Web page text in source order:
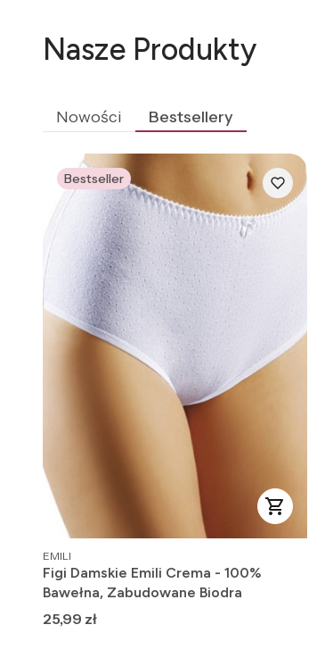
Nasze Produkty
Nowości Bestsellery
Bestseller
PRODUCENT
EMILI
Figi Damskie Emili Crema - 100%
Bawełna, Zabudowane Biodra
Cena
25,99 zł